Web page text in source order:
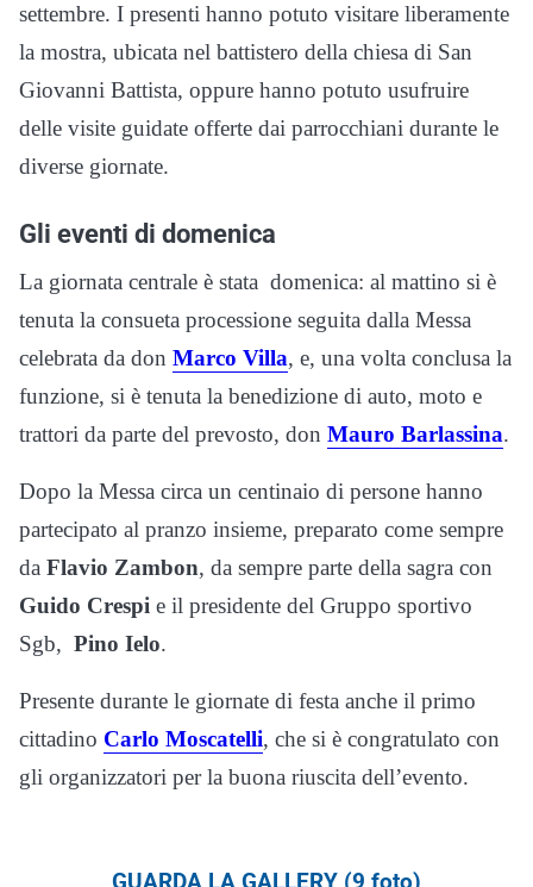
settembre. I presenti hanno potuto visitare liberamente
la mostra, ubicata nel battistero della chiesa di San
Giovanni Battista, oppure hanno potuto usufruire
delle visite guidate offerte dai parrocchiani durante le
diverse giornate.
Gli eventi di domenica
La giornata centrale è stata domenica: al mattino si è
tenuta la consueta processione seguita dalla Messa
celebrata da don Marco Villa, e, una volta conclusa la
funzione, si è tenuta la benedizione di auto, moto e
trattori da parte del prevosto, don Mauro Barlassina.
Dopo la Messa circa un centinaio di persone hanno
partecipato al pranzo insieme, preparato come sempre
da Flavio Zambon, da sempre parte della sagra con
Guido Crespi e il presidente del Gruppo sportivo
Sgb, Pino Ielo.
Presente durante le giornate di festa anche il primo
cittadino Carlo Moscatelli, che si è congratulato con
gli organizzatori per la buona riuscita dell’evento.